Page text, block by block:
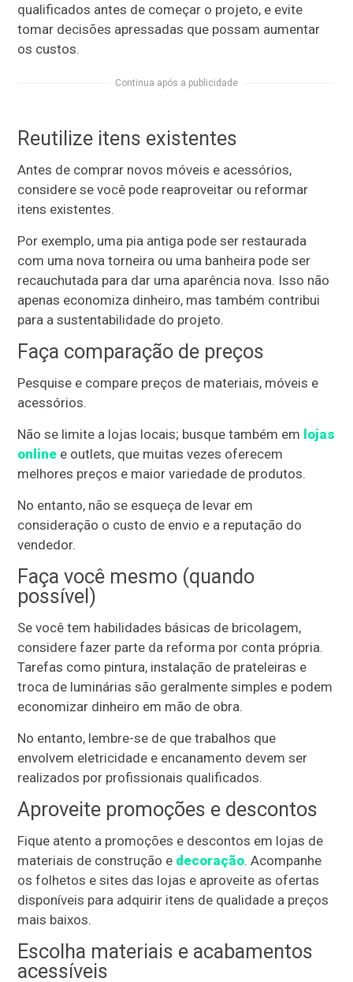
qualificados antes de começar o projeto, e evite
tomar decisões apressadas que possam aumentar
os custos.
Continua após a publicidade
Reutilize itens existentes
Antes de comprar novos móveis e acessórios,
considere se você pode reaproveitar ou reformar
itens existentes.
Por exemplo, uma pia antiga pode ser restaurada
com uma nova torneira ou uma banheira pode ser
recauchutada para dar uma aparência nova. Isso não
apenas economiza dinheiro, mas também contribui
para a sustentabilidade do projeto.
Faça comparação de preços
Pesquise e compare preços de materiais, móveis e
acessórios.
Não se limite a lojas locais; busque também em lojas
online e outlets, que muitas vezes oferecem
melhores preços e maior variedade de produtos.
No entanto, não se esqueça de levar em
consideração o custo de envio e a reputação do
vendedor.
Faça você mesmo (quando
possível)
Se você tem habilidades básicas de bricolagem,
considere fazer parte da reforma por conta própria.
Tarefas como pintura, instalação de prateleiras e
troca de luminárias são geralmente simples e podem
economizar dinheiro em mão de obra.
No entanto, lembre-se de que trabalhos que
envolvem eletricidade e encanamento devem ser
realizados por profissionais qualificados.
Aproveite promoções e descontos
Fique atento a promoções e descontos em lojas de
materiais de construção e decoração. Acompanhe
os folhetos e sites das lojas e aproveite as ofertas
disponíveis para adquirir itens de qualidade a preços
mais baixos.
Escolha materiais e acabamentos
acessíveis